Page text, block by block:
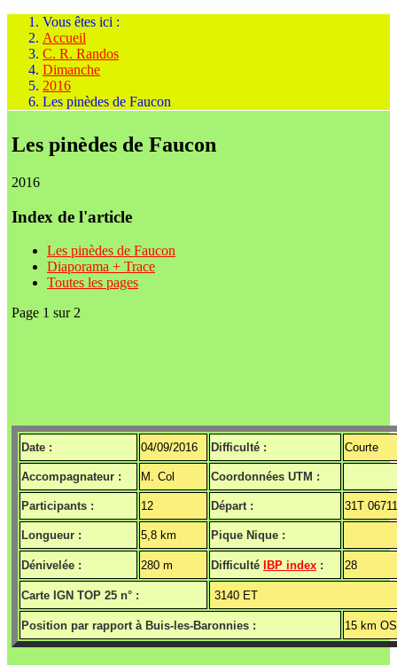
Vous êtes ici :
Accueil
C. R. Randos
Dimanche
2016
Les pinèdes de Faucon
Les pinèdes de Faucon
2016
Index de l'article
Les pinèdes de Faucon
Diaporama + Trace
Toutes les pages
Page 1 sur 2
Date : 04/09/2016 Difficulté : Courte
Accompagnateur : M. Col Coordonnées UTM :
Participants : 12 Départ : 31T
Longueur : 5,8 km Pique Nique :
Dénivelée : 280 m Difficulté IBP index : 28
Carte IGN TOP 25 n° : 3140 ET
Position par rapport à Buis-les-Baronnies : 15 km